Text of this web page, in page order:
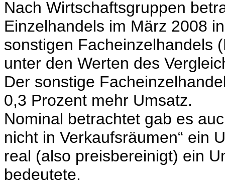
Nach Wirtschaftsgruppen
Einzelhandels im März 2008
sonstigen Facheinzelhandels
unter den Werten des
Der sonstige
0,3 Prozent mehr Umsatz.
Nominal betrachtet gab es
nicht in Verkaufsräumen“ ein
real (also preisbereinigt) ein
bedeutete.